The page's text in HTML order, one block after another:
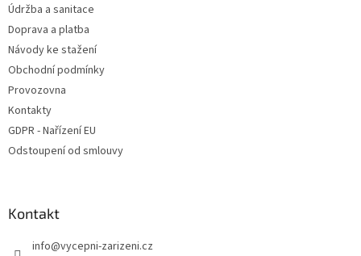
Údržba a sanitace
Doprava a platba
Návody ke stažení
Obchodní podmínky
Provozovna
Kontakty
GDPR - Nařízení EU
Odstoupení od smlouvy
Kontakt
info@vycepni-zarizeni.cz